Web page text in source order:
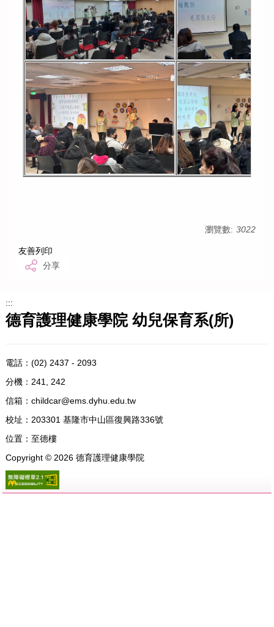
瀏覽數: 3022
友善列印
分享
:::
德育護理健康學院 幼兒保育系(所)
電話： (02) 2437 - 2093
分機：241, 242
信箱： childcar@ems.dyhu.edu.tw
校址： 203301 基隆市中山區復興路336號
位置： 至德樓
Copyright © 2026德育護理健康學院